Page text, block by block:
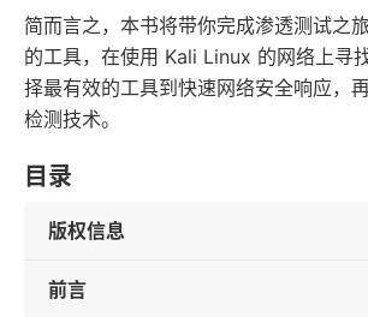
简而言之，本书将带你完成渗透测试之
的工具，在使用 Kali Linux 的网络上寻
择最有效的工具到快速网络安全响应，
检测技术。
目录
版权信息
前言